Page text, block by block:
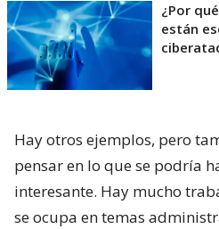
¿Por
están
Hay otros ejemplos, pero
pensar en lo que se podría
interesante. Hay mucho
se ocupa en temas